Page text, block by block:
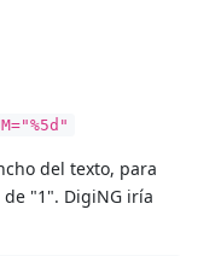
del texto, para
"1". DigiNG iría